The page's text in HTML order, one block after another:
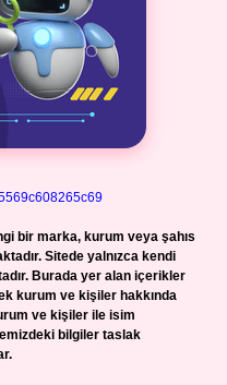
bir marka, kurum veya şahıs
Sitede yalnızca kendi
Burada yer alan içerikler
kurum ve kişiler hakkında
ve kişiler ile isim
bilgiler taslak